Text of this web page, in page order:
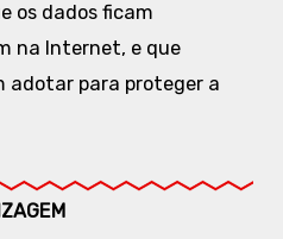
os dados ficam
na Internet, e que
adotar para proteger a